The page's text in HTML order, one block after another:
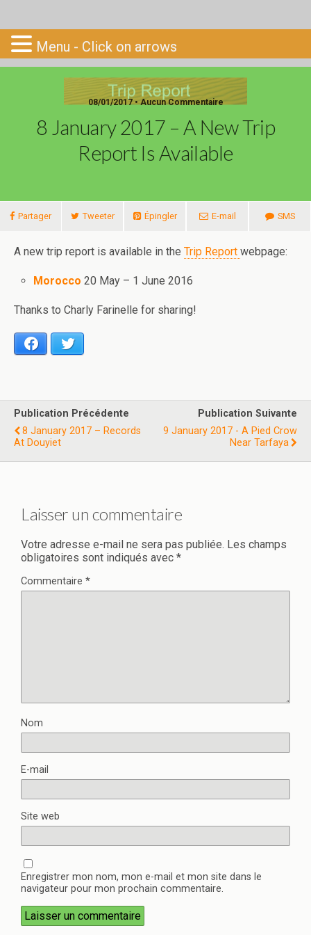
Go-South
08/01/2017 • Aucun Commentaire
8 January 2017 – A New Trip
Report Is Available
Partager Tweeter Épingler E-mail SMS
A new trip report is available in the Trip Report webpage:
Morocco 20 May – 1 June 2016
Thanks to Charly Farinelle for sharing!
Facebook
Publication Précédente
8 January 2017 – Records
At Douyiet
Publication Suivante
9 January 2017 - A Pied Crow
Near Tarfaya
Laisser un commentaire
Votre adresse e-mail ne sera pas publiée. Les champs
obligatoires sont indiqués avec *
Commentaire *
Nom
E-mail
Site web
Enregistrer mon nom, mon e-mail et mon site dans le
navigateur pour mon prochain commentaire.
Menu - Click on arrows